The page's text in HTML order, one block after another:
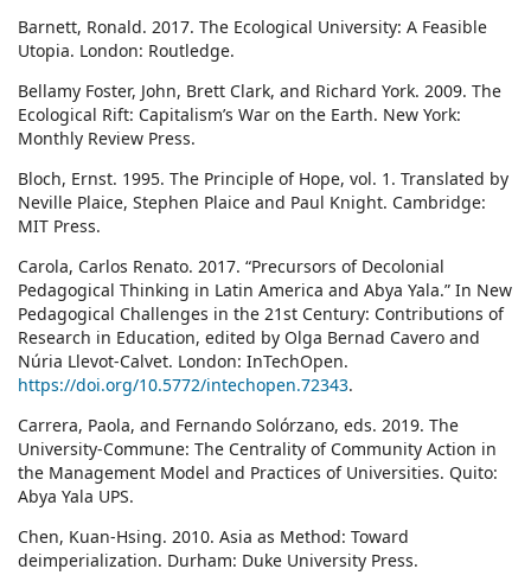
Barnett, Ronald. 2017. The Ecological University: A Feasible
Utopia. London: Routledge.
Bellamy Foster, John, Brett Clark, and Richard York. 2009. The
Ecological Rift: Capitalism’s War on the Earth. New York:
Monthly Review Press.
Bloch, Ernst. 1995. The Principle of Hope, vol. 1. Translated by
Neville Plaice, Stephen Plaice and Paul Knight. Cambridge:
MIT Press.
Carola, Carlos Renato. 2017. “Precursors of Decolonial
Pedagogical Thinking in Latin America and Abya Yala.” In New
Pedagogical Challenges in the 21st Century: Contributions of
Research in Education, edited by Olga Bernad Cavero and
Núria Llevot-Calvet. London: InTechOpen.
https://doi.org/10.5772/intechopen.72343.
Carrera, Paola, and Fernando Solórzano, eds. 2019. The
University-Commune: The Centrality of Community Action in
the Management Model and Practices of Universities. Quito:
Abya Yala UPS.
Chen, Kuan-Hsing. 2010. Asia as Method: Toward
deimperialization. Durham: Duke University Press.